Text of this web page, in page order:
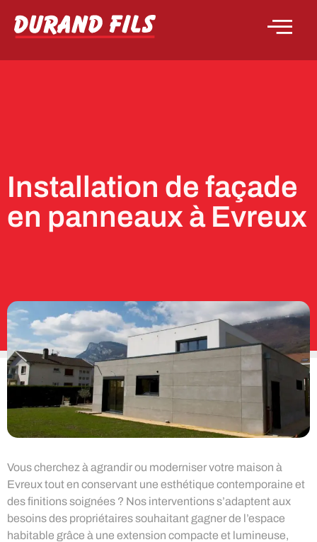
Installation de façade
en panneaux à Evreux
Vous cherchez à agrandir ou moderniser votre maison à
Evreux tout en conservant une esthétique contemporaine et
des finitions soignées ? Nos interventions s’adaptent aux
besoins des propriétaires souhaitant gagner de l’espace
habitable grâce à une extension compacte et lumineuse,